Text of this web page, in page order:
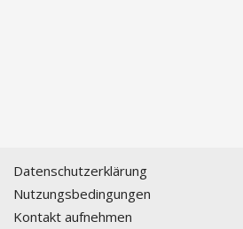
Datenschutzerklärung
Nutzungsbedingungen
Kontakt aufnehmen